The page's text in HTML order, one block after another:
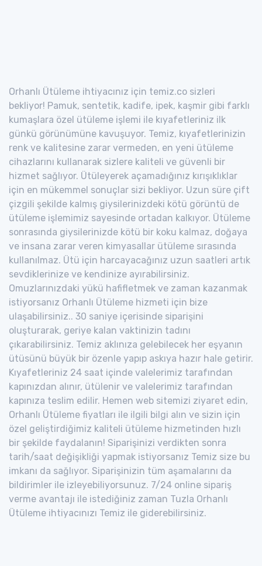
Orhanlı Ütüleme ihtiyacınız için temiz.co sizleri
bekliyor! Pamuk, sentetik, kadife, ipek, kaşmir gibi farklı
kumaşlara özel ütüleme işlemi ile kıyafetleriniz ilk
günkü görünümüne kavuşuyor. Temiz, kıyafetlerinizin
renk ve kalitesine zarar vermeden, en yeni ütüleme
cihazlarını kullanarak sizlere kaliteli ve güvenli bir
hizmet sağlıyor. Ütüleyerek açamadığınız kırışıklıklar
için en mükemmel sonuçlar sizi bekliyor. Uzun süre çift
çizgili şekilde kalmış giysilerinizdeki kötü görüntü de
ütüleme işlemimiz sayesinde ortadan kalkıyor. Ütüleme
sonrasında giysilerinizde kötü bir koku kalmaz, doğaya
ve insana zarar veren kimyasallar ütüleme sırasında
kullanılmaz. Ütü için harcayacağınız uzun saatleri artık
sevdiklerinize ve kendinize ayırabilirsiniz.
Omuzlarınızdaki yükü hafifletmek ve zaman kazanmak
istiyorsanız Orhanlı Ütüleme hizmeti için bize
ulaşabilirsiniz.. 30 saniye içerisinde siparişini
oluşturarak, geriye kalan vaktinizin tadını
çıkarabilirsiniz. Temiz aklınıza gelebilecek her eşyanın
ütüsünü büyük bir özenle yapıp askıya hazır hale getirir.
Kıyafetleriniz 24 saat içinde valelerimiz tarafından
kapınızdan alınır, ütülenir ve valelerimiz tarafından
kapınıza teslim edilir. Hemen web sitemizi ziyaret edin,
Orhanlı Ütüleme fiyatları ile ilgili bilgi alın ve sizin için
özel geliştirdiğimiz kaliteli ütüleme hizmetinden hızlı
bir şekilde faydalanın! Siparişinizi verdikten sonra
tarih/saat değişikliği yapmak istiyorsanız Temiz size bu
imkanı da sağlıyor. Siparişinizin tüm aşamalarını da
bildirimler ile izleyebiliyorsunuz. 7/24 online sipariş
verme avantajı ile istediğiniz zaman Tuzla Orhanlı
Ütüleme ihtiyacınızı Temiz ile giderebilirsiniz.